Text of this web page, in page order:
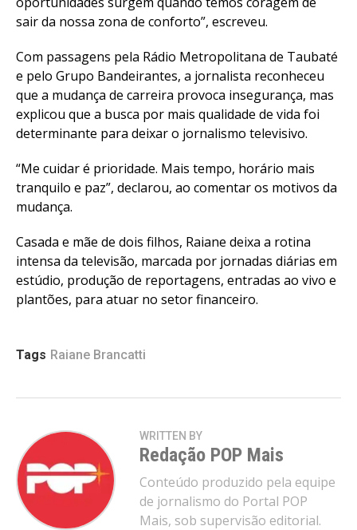
sair da nossa zona de conforto”, escreveu.
Com passagens pela Rádio Metropolitana de Taubaté
e pelo Grupo Bandeirantes, a jornalista reconheceu
que a mudança de carreira provoca insegurança, mas
explicou que a busca por mais qualidade de vida foi
determinante para deixar o jornalismo televisivo.
“Me cuidar é prioridade. Mais tempo, horário mais
tranquilo e paz”, declarou, ao comentar os motivos da
mudança.
Casada e mãe de dois filhos, Raiane deixa a rotina
intensa da televisão, marcada por jornadas diárias em
estúdio, produção de reportagens, entradas ao vivo e
plantões, para atuar no setor financeiro.
Tags Raiane Brancatti
WRITTEN BY
Redação POP Mais
Conteúdo produzido pela equipe
de jornalismo do Portal POP
Mais, sob supervisão editorial.